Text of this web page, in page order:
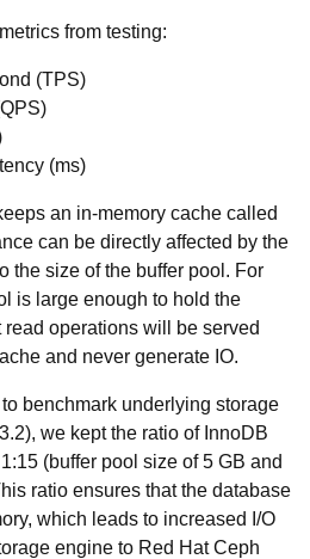
from testing:
(TPS)
(ms)
an in-memory cache called
can be directly affected by the
the size of the buffer pool. For
is large enough to hold the
operations will be served
and never generate IO.
benchmark underlying storage
we kept the ratio of InnoDB
(buffer pool size of 5 GB and
ratio ensures that the database
which leads to increased I/O
engine to Red Hat Ceph